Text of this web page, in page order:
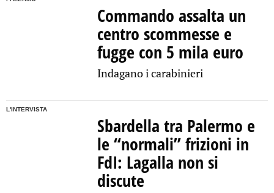
Commando assalta un
centro scommesse e
fugge con 5 mila euro
Indagano i carabinieri
L'INTERVISTA
Sbardella tra Palermo e
le “normali” frizioni in
FdI: Lagalla non si
discute